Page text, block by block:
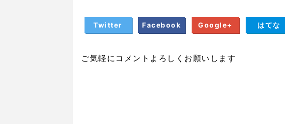
Twitter Facebook Google+ はてな
ご気軽にコメントよろしくお願いします